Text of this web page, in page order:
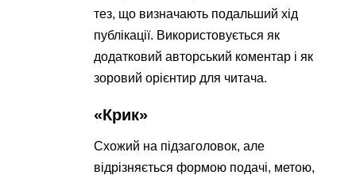
тез, що визначають подальший хід
публікації. Використовується як
додатковий авторський коментар і як
зоровий орієнтир для читача.
«Крик»
Схожий на підзаголовок, але
відрізняється формою подачі, метою,